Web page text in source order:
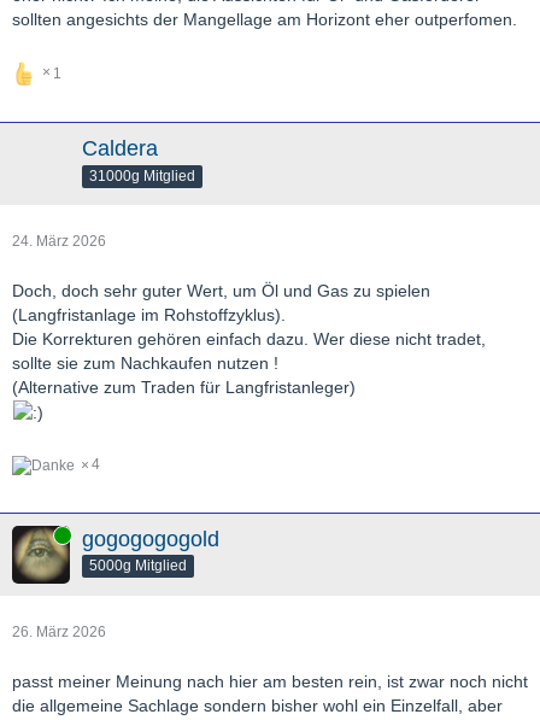
sollten angesichts der Mangellage am Horizont eher outperfomen.
1
Caldera
31000g Mitglied
24. März 2026
Doch, doch sehr guter Wert, um Öl und Gas zu spielen
(Langfristanlage im Rohstoffzyklus).
Die Korrekturen gehören einfach dazu. Wer diese nicht tradet,
sollte sie zum Nachkaufen nutzen !
(Alternative zum Traden für Langfristanleger)
4
Online gogogogogold
5000g Mitglied
26. März 2026
passt meiner Meinung nach hier am besten rein, ist zwar noch nicht
die allgemeine Sachlage sondern bisher wohl ein Einzelfall, aber